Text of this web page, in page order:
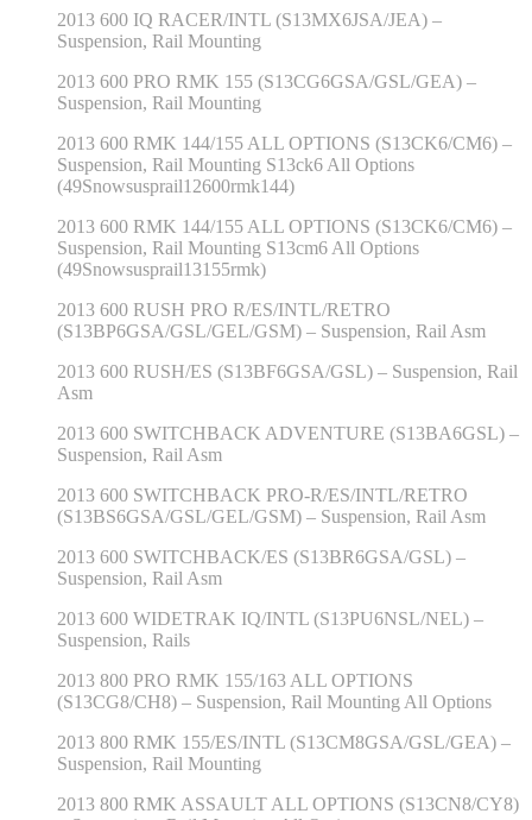
2013 600 IQ RACER/INTL (S13MX6JSA/JEA) –
Suspension, Rail Mounting
2013 600 PRO RMK 155 (S13CG6GSA/GSL/GEA) –
Suspension, Rail Mounting
2013 600 RMK 144/155 ALL OPTIONS (S13CK6/CM6) –
Suspension, Rail Mounting S13ck6 All Options
(49Snowsusprail12600rmk144)
2013 600 RMK 144/155 ALL OPTIONS (S13CK6/CM6) –
Suspension, Rail Mounting S13cm6 All Options
(49Snowsusprail13155rmk)
2013 600 RUSH PRO R/ES/INTL/RETRO
(S13BP6GSA/GSL/GEL/GSM) – Suspension, Rail Asm
2013 600 RUSH/ES (S13BF6GSA/GSL) – Suspension, Rail
Asm
2013 600 SWITCHBACK ADVENTURE (S13BA6GSL) –
Suspension, Rail Asm
2013 600 SWITCHBACK PRO-R/ES/INTL/RETRO
(S13BS6GSA/GSL/GEL/GSM) – Suspension, Rail Asm
2013 600 SWITCHBACK/ES (S13BR6GSA/GSL) –
Suspension, Rail Asm
2013 600 WIDETRAK IQ/INTL (S13PU6NSL/NEL) –
Suspension, Rails
2013 800 PRO RMK 155/163 ALL OPTIONS
(S13CG8/CH8) – Suspension, Rail Mounting All Options
2013 800 RMK 155/ES/INTL (S13CM8GSA/GSL/GEA) –
Suspension, Rail Mounting
2013 800 RMK ASSAULT ALL OPTIONS (S13CN8/CY8)